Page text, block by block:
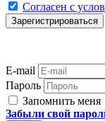
Согласен с
E-mail
Пароль
Запомнить меня
Забыли свой